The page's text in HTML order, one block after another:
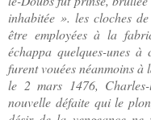
inhabitée ». les cloches
être employées à la
échappa quelques-unes à
furent vouées néanmoins
le 2 mars 1476, Charles-
nouvelle défaite qui le